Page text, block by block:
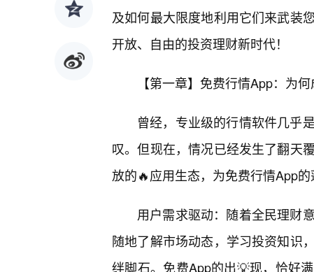
及如何最大限度地利用它们来武装
开放、自由的投资理财新时代！
【第一章】免费行情App：为
曾经，专业级的行情软件几乎
叹。但现在，情况已经发生了翻天
放的🔥应用生态，为免费行情App的
用户需求驱动：随着全民理财
随地了解市场动态，学习投资知识
绊脚石。免费App的出💡现，恰好